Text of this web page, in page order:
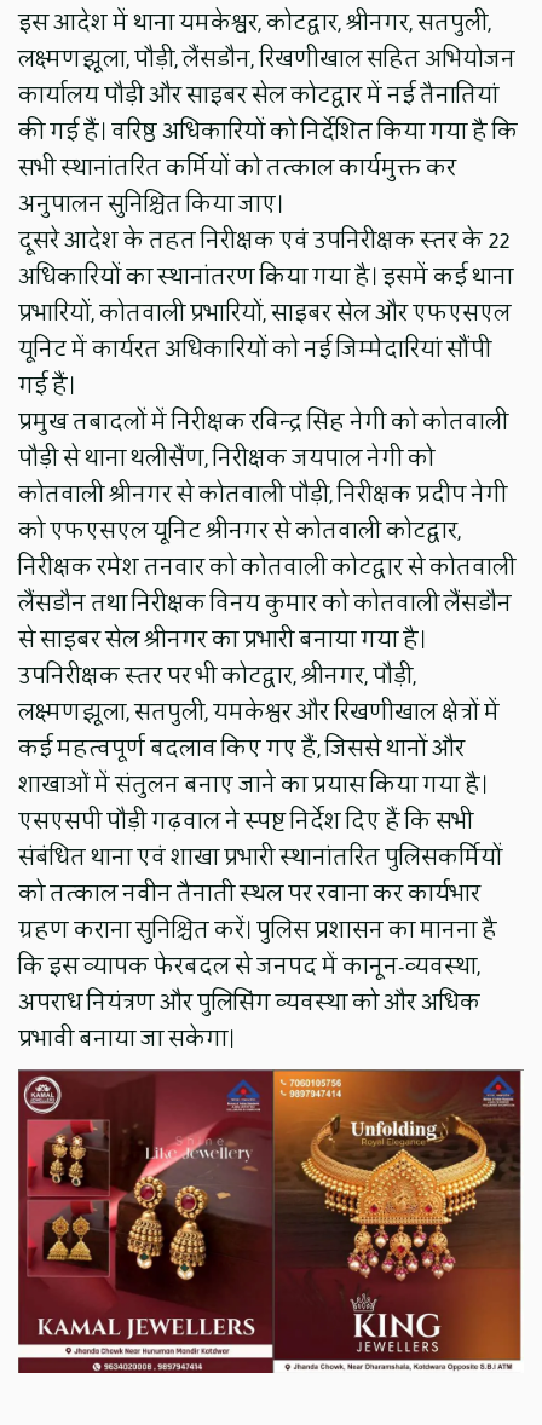
इस आदेश में थाना यमकेश्वर, कोटद्वार, श्रीनगर, सतपुली,
लक्ष्मणझूला, पौड़ी, लैंसडौन, रिखणीखाल सहित अभियोजन
कार्यालय पौड़ी और साइबर सेल कोटद्वार में नई तैनातियां
की गई हैं। वरिष्ठ अधिकारियों को निर्देशित किया गया है कि
सभी स्थानांतरित कर्मियों को तत्काल कार्यमुक्त कर
अनुपालन सुनिश्चित किया जाए।
दूसरे आदेश के तहत निरीक्षक एवं उपनिरीक्षक स्तर के 22
अधिकारियों का स्थानांतरण किया गया है। इसमें कई थाना
प्रभारियों, कोतवाली प्रभारियों, साइबर सेल और एफएसएल
यूनिट में कार्यरत अधिकारियों को नई जिम्मेदारियां सौंपी
गई हैं।
प्रमुख तबादलों में निरीक्षक रविन्द्र सिंह नेगी को कोतवाली
पौड़ी से थाना थलीसैंण, निरीक्षक जयपाल नेगी को
कोतवाली श्रीनगर से कोतवाली पौड़ी, निरीक्षक प्रदीप नेगी
को एफएसएल यूनिट श्रीनगर से कोतवाली कोटद्वार,
निरीक्षक रमेश तनवार को कोतवाली कोटद्वार से कोतवाली
लैंसडौन तथा निरीक्षक विनय कुमार को कोतवाली लैंसडौन
से साइबर सेल श्रीनगर का प्रभारी बनाया गया है।
उपनिरीक्षक स्तर पर भी कोटद्वार, श्रीनगर, पौड़ी,
लक्ष्मणझूला, सतपुली, यमकेश्वर और रिखणीखाल क्षेत्रों में
कई महत्वपूर्ण बदलाव किए गए हैं, जिससे थानों और
शाखाओं में संतुलन बनाए जाने का प्रयास किया गया है।
एसएसपी पौड़ी गढ़वाल ने स्पष्ट निर्देश दिए हैं कि सभी
संबंधित थाना एवं शाखा प्रभारी स्थानांतरित पुलिसकर्मियों
को तत्काल नवीन तैनाती स्थल पर रवाना कर कार्यभार
ग्रहण कराना सुनिश्चित करें। पुलिस प्रशासन का मानना है
कि इस व्यापक फेरबदल से जनपद में कानून-व्यवस्था,
अपराध नियंत्रण और पुलिसिंग व्यवस्था को और अधिक
प्रभावी बनाया जा सकेगा।